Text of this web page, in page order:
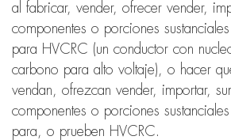
al fabricar, vender, ofrecer vender,
componentes o porciones
para HVCRC (un conductor con
carbono para alto voltaje), o hacer
vendan, ofrezcan vender, importar,
componentes o porciones
para, o prueben HVCRC.